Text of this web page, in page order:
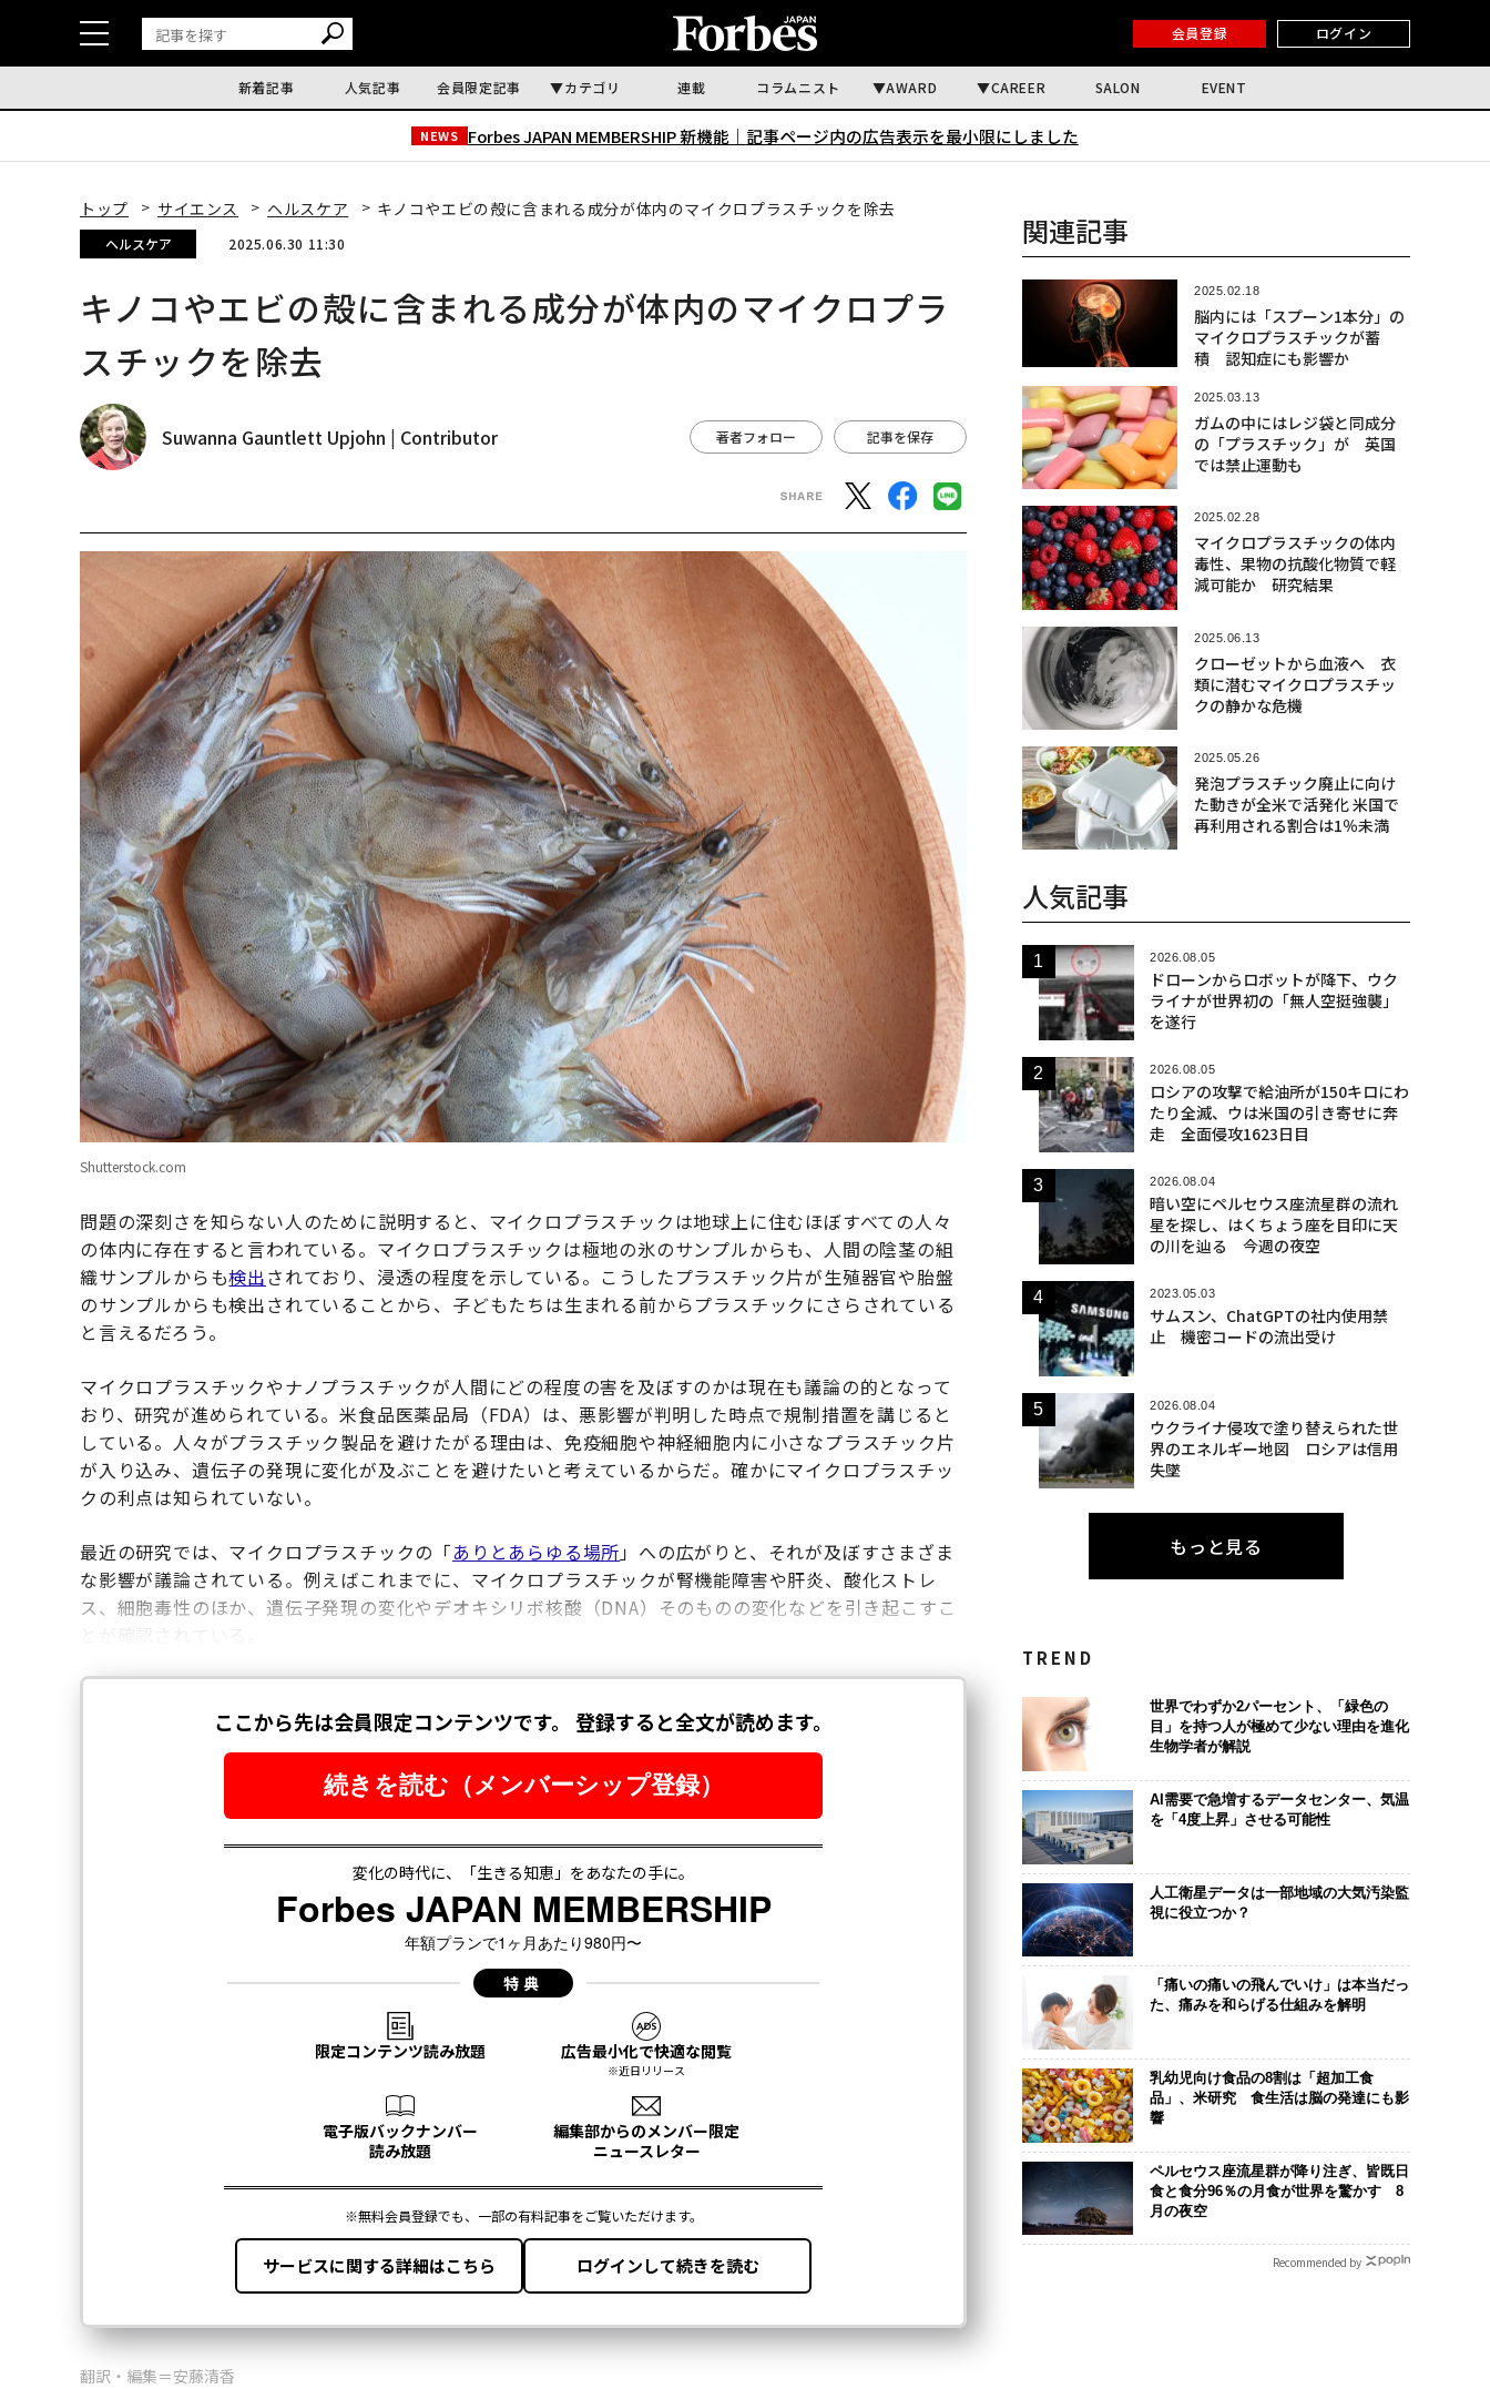
会員登録 ログイン
新着記事 人気記事 会員限定記事 カテゴリ 連載 コラムニスト AWARD CAREER SALON EVENT
NEWS Forbes JAPAN MEMBERSHIP 新機能｜ 記事ページ内の広告表示を最小限にしました
トップ サイエンス ヘルスケア キノコやエビの殻に含まれる成分が体内のマイクロプラスチックを除去
ヘルスケア 2025.06.30 11:30
キノコやエビの殻に含まれる成分が体内のマイクロプラ
スチックを除去
Suwanna Gauntlett Upjohn | Contributor 著者フォロー 記事を保存
Shutterstock.com
問題の深刻さを知らない人のために説明すると、マイクロプラスチックは地球上に住むほぼすべての人々
の体内に存在すると言われている。マイクロプラスチックは極地の氷のサンプルからも、人間の陰茎の組
織サンプルからも検出されており、浸透の程度を示している。こうしたプラスチック片が生殖器官や胎盤
のサンプルからも検出されていることから、子どもたちは生まれる前からプラスチックにさらされている
と言えるだろう。
マイクロプラスチックやナノプラスチックが人間にどの程度の害を及ぼすのかは現在も議論の的となって
おり、研究が進められている。米食品医薬品局（FDA）は、悪影響が判明した時点で規制措置を講じると
している。人々がプラスチック製品を避けたがる理由は、免疫細胞や神経細胞内に小さなプラスチック片
が入り込み、遺伝子の発現に変化が及ぶことを避けたいと考えているからだ。確かにマイクロプラスチッ
クの利点は知られていない。
最近の研究では、マイクロプラスチックの「ありとあらゆる場所」への広がりと、それが及ぼすさまざま
な影響が議論されている。例えばこれまでに、マイクロプラスチックが腎機能障害や肝炎、酸化ストレ
ス、細胞毒性のほか、遺伝子発現の変化やデオキシリボ核酸（DNA）そのものの変化などを引き起こすこ
翻訳・編集＝安藤清香
関連記事
2025.02.18
脳内には「スプーン1本分」の
マイクロプラスチックが蓄
積 認知症にも影響か
2025.03.13
ガムの中にはレジ袋と同成分
の「プラスチック」が 英国
では禁止運動も
2025.02.28
マイクロプラスチックの体内
毒性、果物の抗酸化物質で軽
減可能か 研究結果
2025.06.13
クローゼットから血液へ 衣
類に潜むマイクロプラスチッ
クの静かな危機
2025.05.26
発泡プラスチック廃止に向け
た動きが全米で活発化 米国で
再利用される割合は1％未満
人気記事
2026.08.05
ドローンからロボットが降下、ウク
ライナが世界初の「無人空挺強襲」
を遂行
2026.08.05
ロシアの攻撃で給油所が150キロにわ
たり全滅、ウは米国の引き寄せに奔
走 全面侵攻1623日目
2026.08.04
暗い空にペルセウス座流星群の流れ
星を探し、はくちょう座を目印に天
の川を辿る 今週の夜空
2023.05.03
サムスン、ChatGPTの社内使用禁
止 機密コードの流出受け
2026.08.04
ウクライナ侵攻で塗り替えられた世
界のエネルギー地図 ロシアは信用
失墜
もっと見る
TREND
世界でわずか2パーセント、「緑色の
目」を持つ人が極めて少ない理由を進化
生物学者が解説
AI需要で急増するデータセンター、気温
を「4度上昇」させる可能性
人工衛星データは一部地域の大気汚染監
視に役立つか？
「痛いの痛いの飛んでいけ」は本当だっ
た、痛みを和らげる仕組みを解明
乳幼児向け食品の8割は「超加工食
品」、米研究 食生活は脳の発達にも影
響
ペルセウス座流星群が降り注ぎ、皆既日
食と食分96％の月食が世界を驚かす 8
月の夜空
Recommended by